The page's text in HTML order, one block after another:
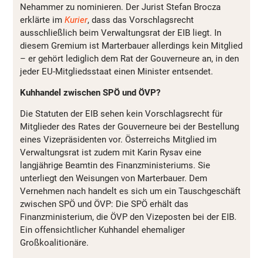
Nehammer zu nominieren. Der Jurist Stefan Brocza
erklärte im Kurier, dass das Vorschlagsrecht
ausschließlich beim Verwaltungsrat der EIB liegt. In
diesem Gremium ist Marterbauer allerdings kein Mitglied
– er gehört lediglich dem Rat der Gouverneure an, in den
jeder EU-Mitgliedsstaat einen Minister entsendet.
Kuhhandel zwischen SPÖ und ÖVP?
Die Statuten der EIB sehen kein Vorschlagsrecht für
Mitglieder des Rates der Gouverneure bei der Bestellung
eines Vizepräsidenten vor. Österreichs Mitglied im
Verwaltungsrat ist zudem mit Karin Rysav eine
langjährige Beamtin des Finanzministeriums. Sie
unterliegt den Weisungen von Marterbauer. Dem
Vernehmen nach handelt es sich um ein Tauschgeschäft
zwischen SPÖ und ÖVP: Die SPÖ erhält das
Finanzministerium, die ÖVP den Vizeposten bei der EIB.
Ein offensichtlicher Kuhhandel ehemaliger
Großkoalitionäre.